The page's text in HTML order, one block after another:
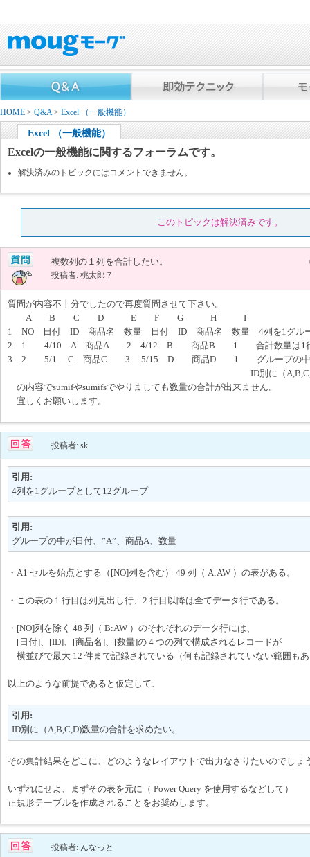
HOME > Q&A> Excel （一般機能）
Excel （一般機能）
Excelの一般機能に関するフォーラムです。
解決済みのトピックにはコメントできません。
このトピックは解決済みです。
複数列の１列を合計したい。
投稿者: 桃太郎７
質問が内容不十分でしたので再度質問させて下さい。
A B C D E F G H I
1 NO 日付 ID 商品名 数量 日付 ID 商品名 数量 4列を1グルー
2 1 4/10 A 商品A 2 4/12 B 商品B 1 合計数量は1行目の
3 2 5/1 C 商品C 3 5/15 D 商品D 1 グループの中が日付
ID別に（A,B,C,D)数量の合計
の内容でsumifやsumifsでやりましても数量の合計が出来ません。
宜しくお願いします。
投稿者: sk
引用:
4列を1グループとして12グループ
引用:
グループの中が日付、”A”、商品A、数量
・A1 セルを始点とする（[NO]列を含む） 49 列（ A:AW ）の表がある。
・この表の 1 行目は列見出し行、2 行目以降は全てデータ行である。
・[NO]列を除く 48 列（ B:AW ）のそれぞれのデータ行には、
[日付]、[ID]、[商品名]、[数量]の 4 つの列で構成されるレコードが
横並びで最大 12 件まで記録されている（何も記録されていない範囲も
以上のような前提であると仮定して、
引用:
ID別に（A,B,C,D)数量の合計を求めたい。
その集計結果をどこに、どのようなレイアウトで出力なさりたいのでしょ
いずれにせよ、まずその表を元に（ Power Query を使用するなどして）
正規形テーブルを作成されることをお奨めします。
投稿者: んなっと